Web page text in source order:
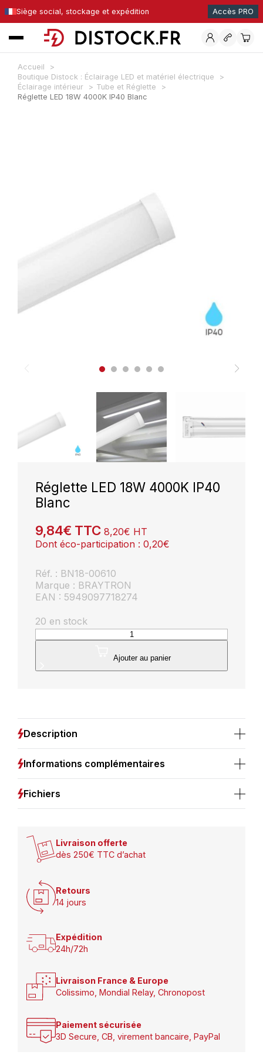
Siège social, stockage et expédition Accès PRO
Accueil
Boutique Distock : Éclairage LED et matériel électrique
Éclairage intérieur
Tube et Réglette
Réglette LED 18W 4000K IP40 Blanc
Réglette LED 18W 4000K IP40
Blanc
9,84€ TTC 8,20€ HT
Dont éco-participation : 0,20€
Réf. : BN18-00610
Marque : BRAYTRON
EAN : 5949097718274
20 en stock
quantité
de
LED
Blanc
Ajouter au panier
Description
Informations complémentaires
Fichiers
Livraison offerte
dès 250€ TTC d’achat
Retours
14 jours
Expédition
24h/72h
Livraison France & Europe
Colissimo, Mondial Relay, Chronopost
Paiement sécurisée
3D Secure, CB, virement bancaire, PayPal